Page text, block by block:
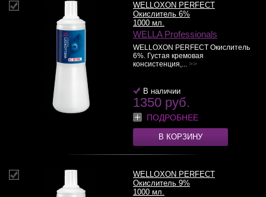
WELLOXON PERFECT
Окислитель 6%
1000 мл.
WELLA Professionals
WELLOXON PERFECT Окислитель
6%. Густая кремовая
консистенция,... >>
В наличии
1350 руб.
ПОДРОБНЕЕ
В КОРЗИНУ
WELLOXON PERFECT
Окислитель 9%
1000 мл.